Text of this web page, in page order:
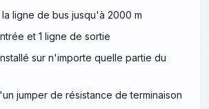
ligne de bus jusqu'à 2000 m
et 1 ligne de sortie
sur n'importe quelle partie du
jumper de résistance de terminaison